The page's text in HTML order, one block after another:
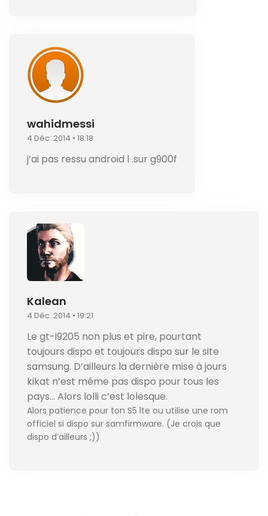
wahidmessi
4 Déc. 2014 • 18:18
j’ai pas ressu android l .sur g900f
Kalean
4 Déc. 2014 • 19:21
Le gt-i9205 non plus et pire, pourtant
toujours dispo et toujours dispo sur le site
samsung. D’ailleurs la dernière mise à jours
kikat n’est même pas dispo pour tous les
pays… Alors lolli c’est lolesque.
Alors patience pour ton S5 lte ou utilise une rom
officiel si dispo sur samfirmware. (Je crois que
dispo d’ailleurs ;))